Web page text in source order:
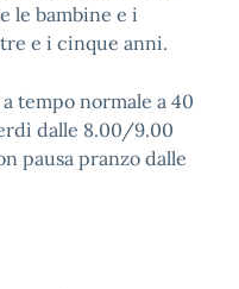
le bambine e i
e i cinque anni.
tempo normale a 40
dalle 8.00/9.00
pausa pranzo dalle